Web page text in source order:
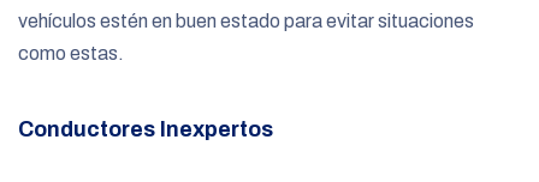
vehículos estén en buen estado para evitar situaciones
como estas.
Conductores Inexpertos